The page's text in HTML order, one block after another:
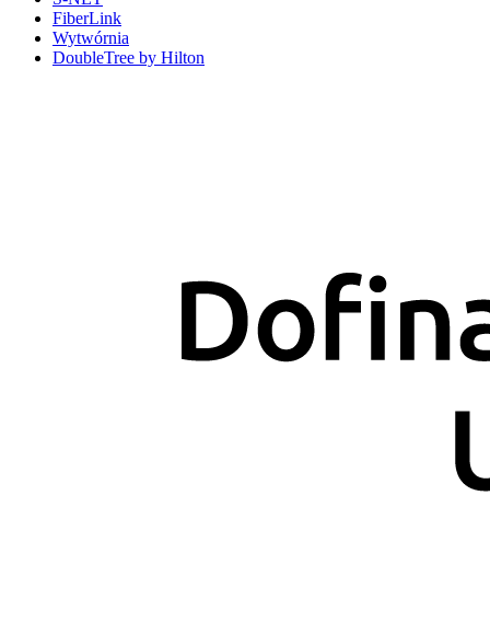
FiberLink
Wytwórnia
DoubleTree by Hilton